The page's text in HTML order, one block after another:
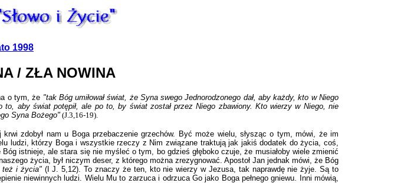
1998
/ ZŁA NOWINA
o tym, że "tak Bóg umiłował świat, że Syna swego Jednorodzonego dał, aby każdy, kto w Niego
aby świat potępił, ale po to, by świat został przez Niego zbawiony. Kto wierzy w Niego, nie
Syna Bożego" (J.3,16-19).
zdobył nam u Boga przebaczenie grzechów. Być może wielu, słysząc o tym, mówi, że im
ludzi, którzy Boga i wszystkie rzeczy z Nim związane traktują jak jakiś dodatek do życia, coś,
istnieje, ale stara się nie myśleć o tym, bo gdzieś głęboko czuje, że musiałoby wiele zmienić
życia, był niczym deser, z którego można zrezygnować. Apostoł Jan jednak mówi, że Bóg
też i życia" (I J. 5,12). To znaczy że ten, kto nie wierzy w Jezusa, tak naprawdę nie żyje. Są to
niewinnych ludzi. Wielu Mu to zarzuca i odrzuca Go jako Boga pełnego gniewu. Inni mówią,